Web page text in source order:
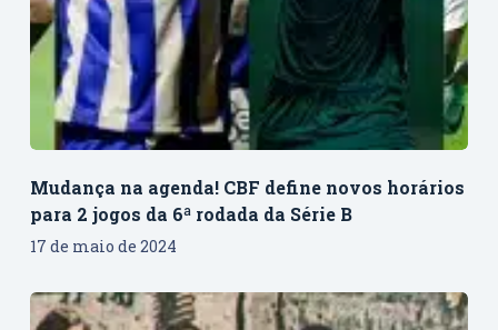
Mudança na agenda! CBF define novos horários
para 2 jogos da 6ª rodada da Série B
17 de maio de 2024